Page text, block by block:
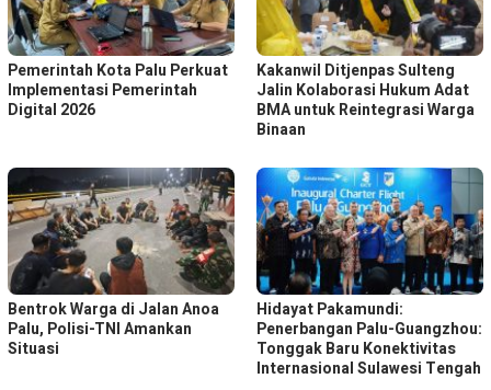
Pemerintah Kota Palu Perkuat
Implementasi Pemerintah
Digital 2026
Kakanwil Ditjenpas Sulteng
Jalin Kolaborasi Hukum Adat
BMA untuk Reintegrasi Warga
Binaan
Bentrok Warga di Jalan Anoa
Palu, Polisi-TNI Amankan
Situasi
Hidayat Pakamundi:
Penerbangan Palu-Guangzhou:
Tonggak Baru Konektivitas
Internasional Sulawesi Tengah